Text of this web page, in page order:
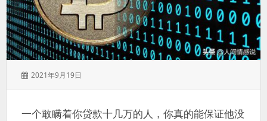
发
2021年9月19日
一个敢瞒着你贷款十几万的人，你真的能保证他没